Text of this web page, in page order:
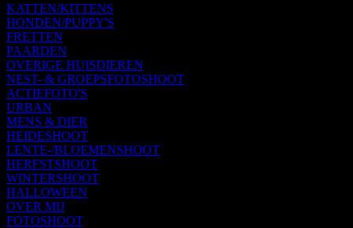
KATTEN/KITTENS
HONDEN/PUPPY'S
FRETTEN
PAARDEN
OVERIGE HUISDIEREN
NEST- & GROEPSFOTOSHOOT
ACTIEFOTO'S
URBAN
MENS & DIER
HEIDESHOOT
LENTE-/BLOEMENSHOOT
HERFSTSHOOT
WINTERSHOOT
HALLOWEEN
OVER MIJ
FOTOSHOOT